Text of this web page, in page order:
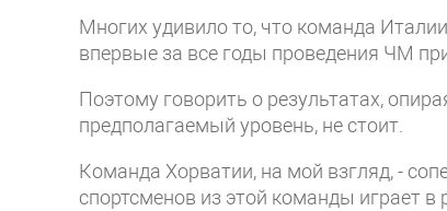
Многих удивило то, что команда
впервые за все годы проведения ЧМ
Поэтому говорить о результатах,
предполагаемый уровень, не стоит.
Команда Хорватии, на мой взгляд, -
спортсменов из этой команды играет